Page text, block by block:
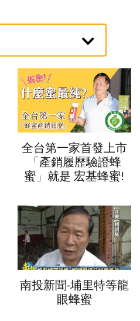
全台第一家首發上市
「產銷履歷驗證蜂
蜜」就是 宏基蜂蜜!
南投新聞-埔里特等龍
眼蜂蜜